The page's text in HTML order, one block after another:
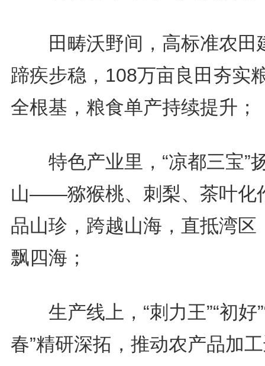
田畴沃野间，高标准农田
蹄疾步稳，108万亩良田夯实
全根基，粮食单产持续提升；
特色产业里，“凉都三宝”
山——猕猴桃、刺梨、茶叶化
品山珍，跨越山海，直抵湾区
飘四海；
生产线上，“刺力王”“初好
春”精研深拓，推动农产品加